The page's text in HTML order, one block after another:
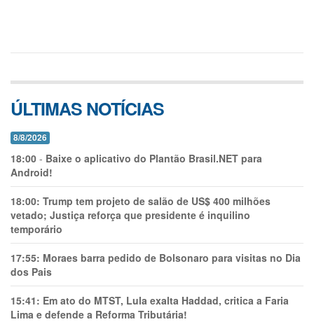
ÚLTIMAS NOTÍCIAS
8/8/2026
18:00 - Baixe o aplicativo do Plantão Brasil.NET para
Android!
18:00: Trump tem projeto de salão de US$ 400 milhões
vetado; Justiça reforça que presidente é inquilino
temporário
17:55: Moraes barra pedido de Bolsonaro para visitas no Dia
dos Pais
15:41: Em ato do MTST, Lula exalta Haddad, critica a Faria
Lima e defende a Reforma Tributária!